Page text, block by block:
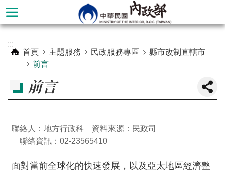
跳到主要內容區塊
階
:::
首頁
主題服務 民政服務專區
縣市改制直轄市
前言
前言
聯絡人：地方行政科
資料來源：民政司
聯絡資訊：02-23565410
面對當前全球化的快速發展，以及亞太地區經濟整